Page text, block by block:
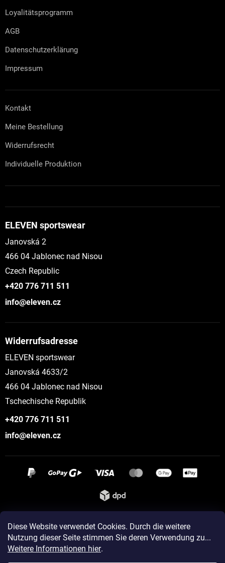
Diese Website verwendet Cookies. Durch die weitere
Nutzung dieser Seite stimmen Sie deren Verwendung zu...
Weitere Informationen hier.
Loyalitätsprogramm
AGB
Datenschutzerklärung
Impressum
Kontakt
Meine Bestellung
Widerrufsrecht
Individuelle Produktion
ELEVEN sportswear
Janovská 2
466 04 Jablonec nad Nisou
Czech Republic
+420 776 711 511
info@eleven.cz
Widerrufsadresse
ELEVEN sportswear
Janovská 4633/2
466 04 Jablonec nad Nisou
Tschechische Republik
+420 776 711 511
info@eleven.cz
Instagram